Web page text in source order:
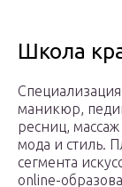
Школа
маникюр,
ресниц, массаж
мода и стиль.
сегмента
online-